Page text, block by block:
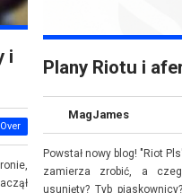
i
Plany Riotu i
MagJames
Powstał nowy blog! "Riot
zamierza zrobić, a
usunięty? Tyb